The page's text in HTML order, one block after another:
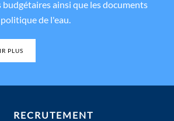
ainsi que les documents
de l'eau.
PLUS
RECRUTEMENT